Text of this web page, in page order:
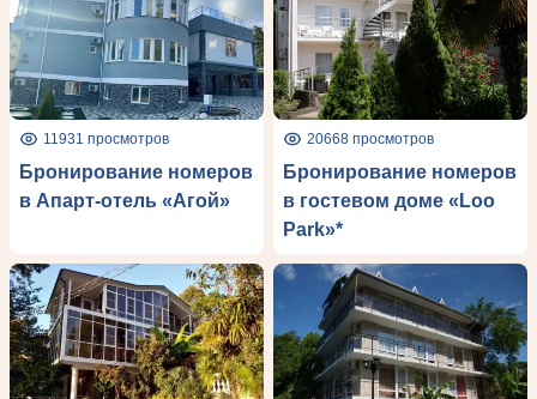
11931 просмотров
Бронирование номеров
в Апарт-отель «Агой»
20668 просмотров
Бронирование номеров
в гостевом доме «Loo
Park»*